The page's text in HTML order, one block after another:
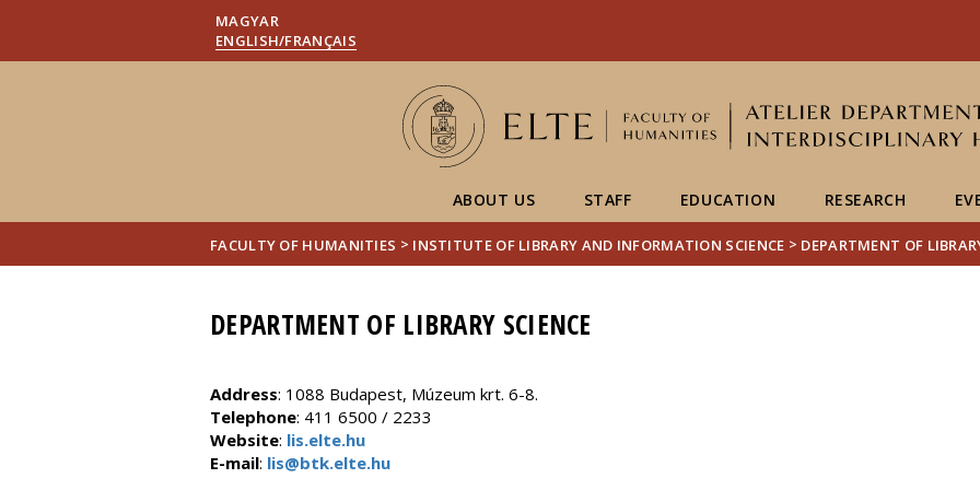
MAGYAR
ENGLISH/FRANÇAIS
ABOUT US STAFF EDUCATION RESEARCH
FACULTY OF HUMANITIES > INSTITUTE OF LIBRARY AND INFORMATION SCIENCE > DEPARTMENT OF
DEPARTMENT OF LIBRARY SCIENCE
Address: 1088 Budapest, Múzeum krt. 6-8.
Telephone: 411 6500 / 2233
Website: lis.elte.hu
E-mail: lis@btk.elte.hu